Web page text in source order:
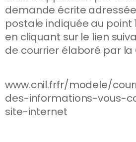
demande écrite
postale indiquée au point
en cliquant sur le lien
de courrier élaboré par la
www.cnil.frfr/modele/
des-informations-vous-
site-internet